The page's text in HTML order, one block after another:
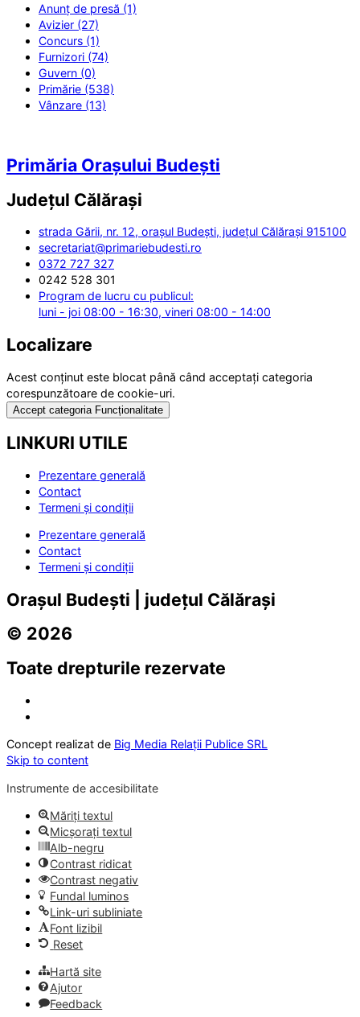
Anunț de presă (1)
Avizier (27)
Concurs (1)
Furnizori (74)
Guvern (0)
Primărie (538)
Vânzare (13)
Primăria Orașului Budești
Județul Călărași
strada Gării, nr. 12, orașul Budești, județul Călărași 915100
secretariat@primariebudesti.ro
0372 727 327
0242 528 301
Program de lucru cu publicul:
luni - joi 08:00 - 16:30, vineri 08:00 - 14:00
Localizare
Acest conținut este blocat până când acceptați categoria
corespunzătoare de cookie-uri.
Accept categoria Funcționalitate
LINKURI UTILE
Prezentare generală
Contact
Termeni și condiții
Prezentare generală
Contact
Termeni și condiții
Orașul Budești | județul Călărași
© 2026
Toate drepturile rezervate
Concept realizat de Big Media Relații Publice SRL
Skip to content
Instrumente de accesibilitate
Măriți textul
Micșorați textul
Alb-negru
Contrast ridicat
Contrast negativ
Fundal luminos
Link-uri subliniate
Font lizibil
Reset
Hartă site
Ajutor
Feedback